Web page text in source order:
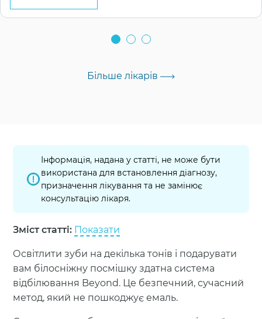
Більше лікарів
Інформація, надана у статті, не може бути
використана для встановлення діагнозу,
призначення лікування та не замінює
консультацію лікаря.
Зміст статті: Показати
Освітлити зуби на декілька тонів і подарувати
вам білосніжну посмішку здатна система
відбілювання Beyond. Це безпечний, сучасний
метод, який не пошкоджує емаль.